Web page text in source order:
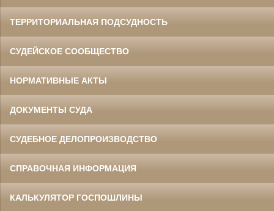
ТЕРРИТОРИАЛЬНАЯ ПОДСУДНОСТЬ
СУДЕЙСКОЕ СООБЩЕСТВО
НОРМАТИВНЫЕ АКТЫ
ДОКУМЕНТЫ СУДА
СУДЕБНОЕ ДЕЛОПРОИЗВОДСТВО
СПРАВОЧНАЯ ИНФОРМАЦИЯ
КАЛЬКУЛЯТОР ГОСПОШЛИНЫ